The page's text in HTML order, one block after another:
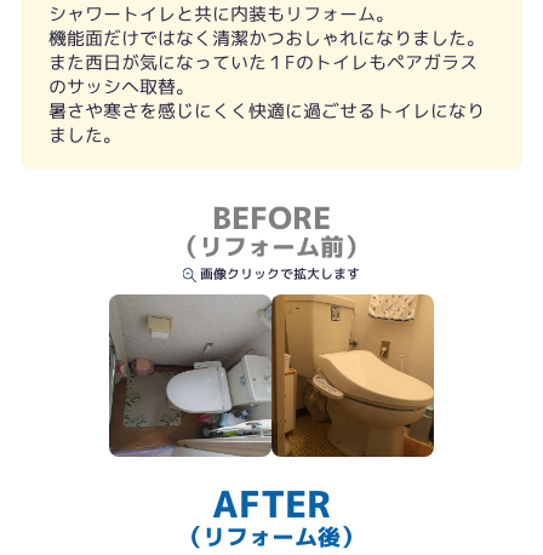
シャワートイレと共に内装もリフォーム。
機能面だけではなく清潔かつおしゃれになりました。
また西日が気になっていた１Fのトイレもペアガラス
のサッシへ取替。
暑さや寒さを感じにくく快適に過ごせるトイレになり
ました。
BEFORE
（リフォーム前）
画像クリックで拡大します
AFTER
（リフォーム後）
結露や西日が気になる窓もペアガラスサッシに取替。一回り小さくなりますが
傷んだアルミのサッシからホワイトの樹脂枠に取替ました。